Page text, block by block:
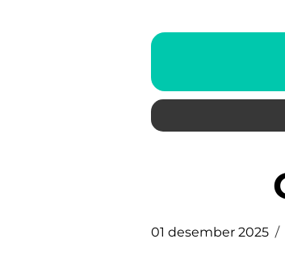
01 desember 2025